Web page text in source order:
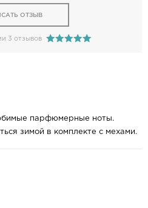
ОТЗЫВ
3 отзывов
парфюмерные ноты.
зимой в комплекте с мехами.